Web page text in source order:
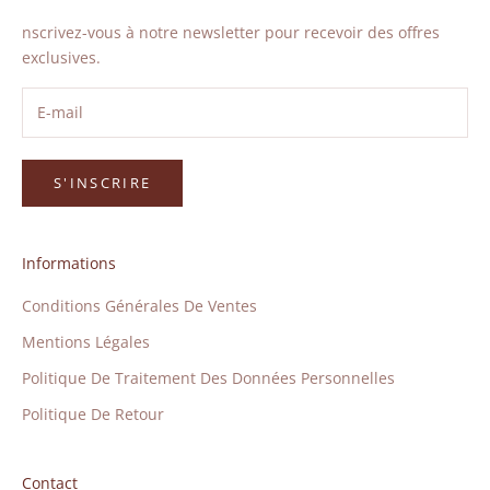
nscrivez-vous à notre newsletter pour recevoir des offres
exclusives.
S'INSCRIRE
Informations
Conditions Générales De Ventes
Mentions Légales
Politique De Traitement Des Données Personnelles
Politique De Retour
Contact